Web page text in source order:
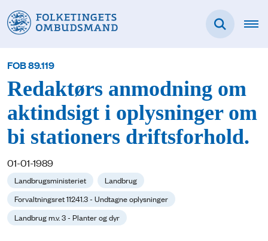
FOB 89.119
Redaktørs anmodning om
aktindsigt i oplysninger om
bi stationers driftsforhold.
01-01-1989
Landbrugsministeriet
Landbrug
Forvaltningsret 11241.3 - Undtagne oplysninger
Landbrug m.v. 3 - Planter og dyr